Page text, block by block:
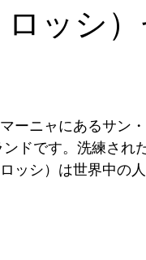
ナー 講演実績
ロッシ
ーニャにあるサン
ドです。洗練され
ッシ）は世界中の